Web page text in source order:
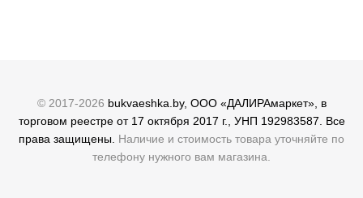
© 2017-2026 bukvaeshka.by, ООО «ДАЛИРАмаркет», в
торговом реестре от 17 октября 2017 г., УНП 192983587. Все
права защищены. Наличие и стоимость товара уточняйте по
телефону нужного вам магазина.